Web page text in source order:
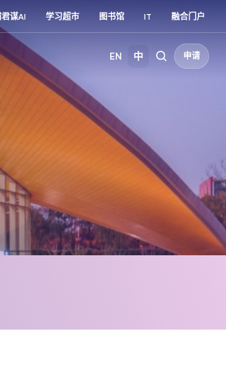
谋AI 学习超市 图书馆 IT 融合门户
EN 中 申请